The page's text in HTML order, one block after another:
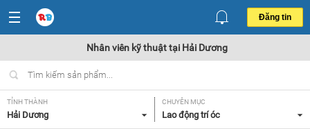
Đăng tin
Nhân viên kỹ thuật tại Hải Dương
TỈNH THÀNH
Hải Dương
CHUYÊN MỤC
Lao động trí óc